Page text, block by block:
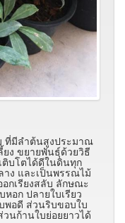
ที่มีลำต้นสูงประมาณ
ยง ขยายพันธุ์ด้วยวิธี
ติบโตได้ดีในดินทุก
ง และเป็นพรรณไม้
กเรียงสลับ ลักษณะ
หอก ปลายใบเรียว
พอดี ส่วนริบขอบใบ
นก้านใบย่อยยาวได้